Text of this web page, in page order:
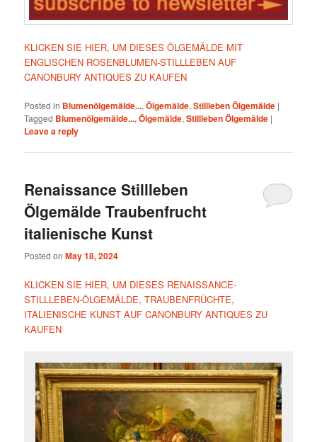
KLICKEN SIE HIER, UM DIESES ÖLGEMÄLDE MIT
ENGLISCHEN ROSENBLUMEN-STILLLEBEN AUF
CANONBURY ANTIQUES ZU KAUFEN
Posted in Blumenölgemälde...,Ölgemälde,Stillleben Ölgemälde |
Tagged Blumenölgemälde...,Ölgemälde,Stillleben Ölgemälde |
Leave a reply
Renaissance Stillleben
Ölgemälde Traubenfrucht
italienische Kunst
Posted onMay 18, 2024
KLICKEN SIE HIER, UM DIESES RENAISSANCE-
STILLLEBEN-ÖLGEMÄLDE, TRAUBENFRÜCHTE,
ITALIENISCHE KUNST AUF CANONBURY ANTIQUES ZU
KAUFEN